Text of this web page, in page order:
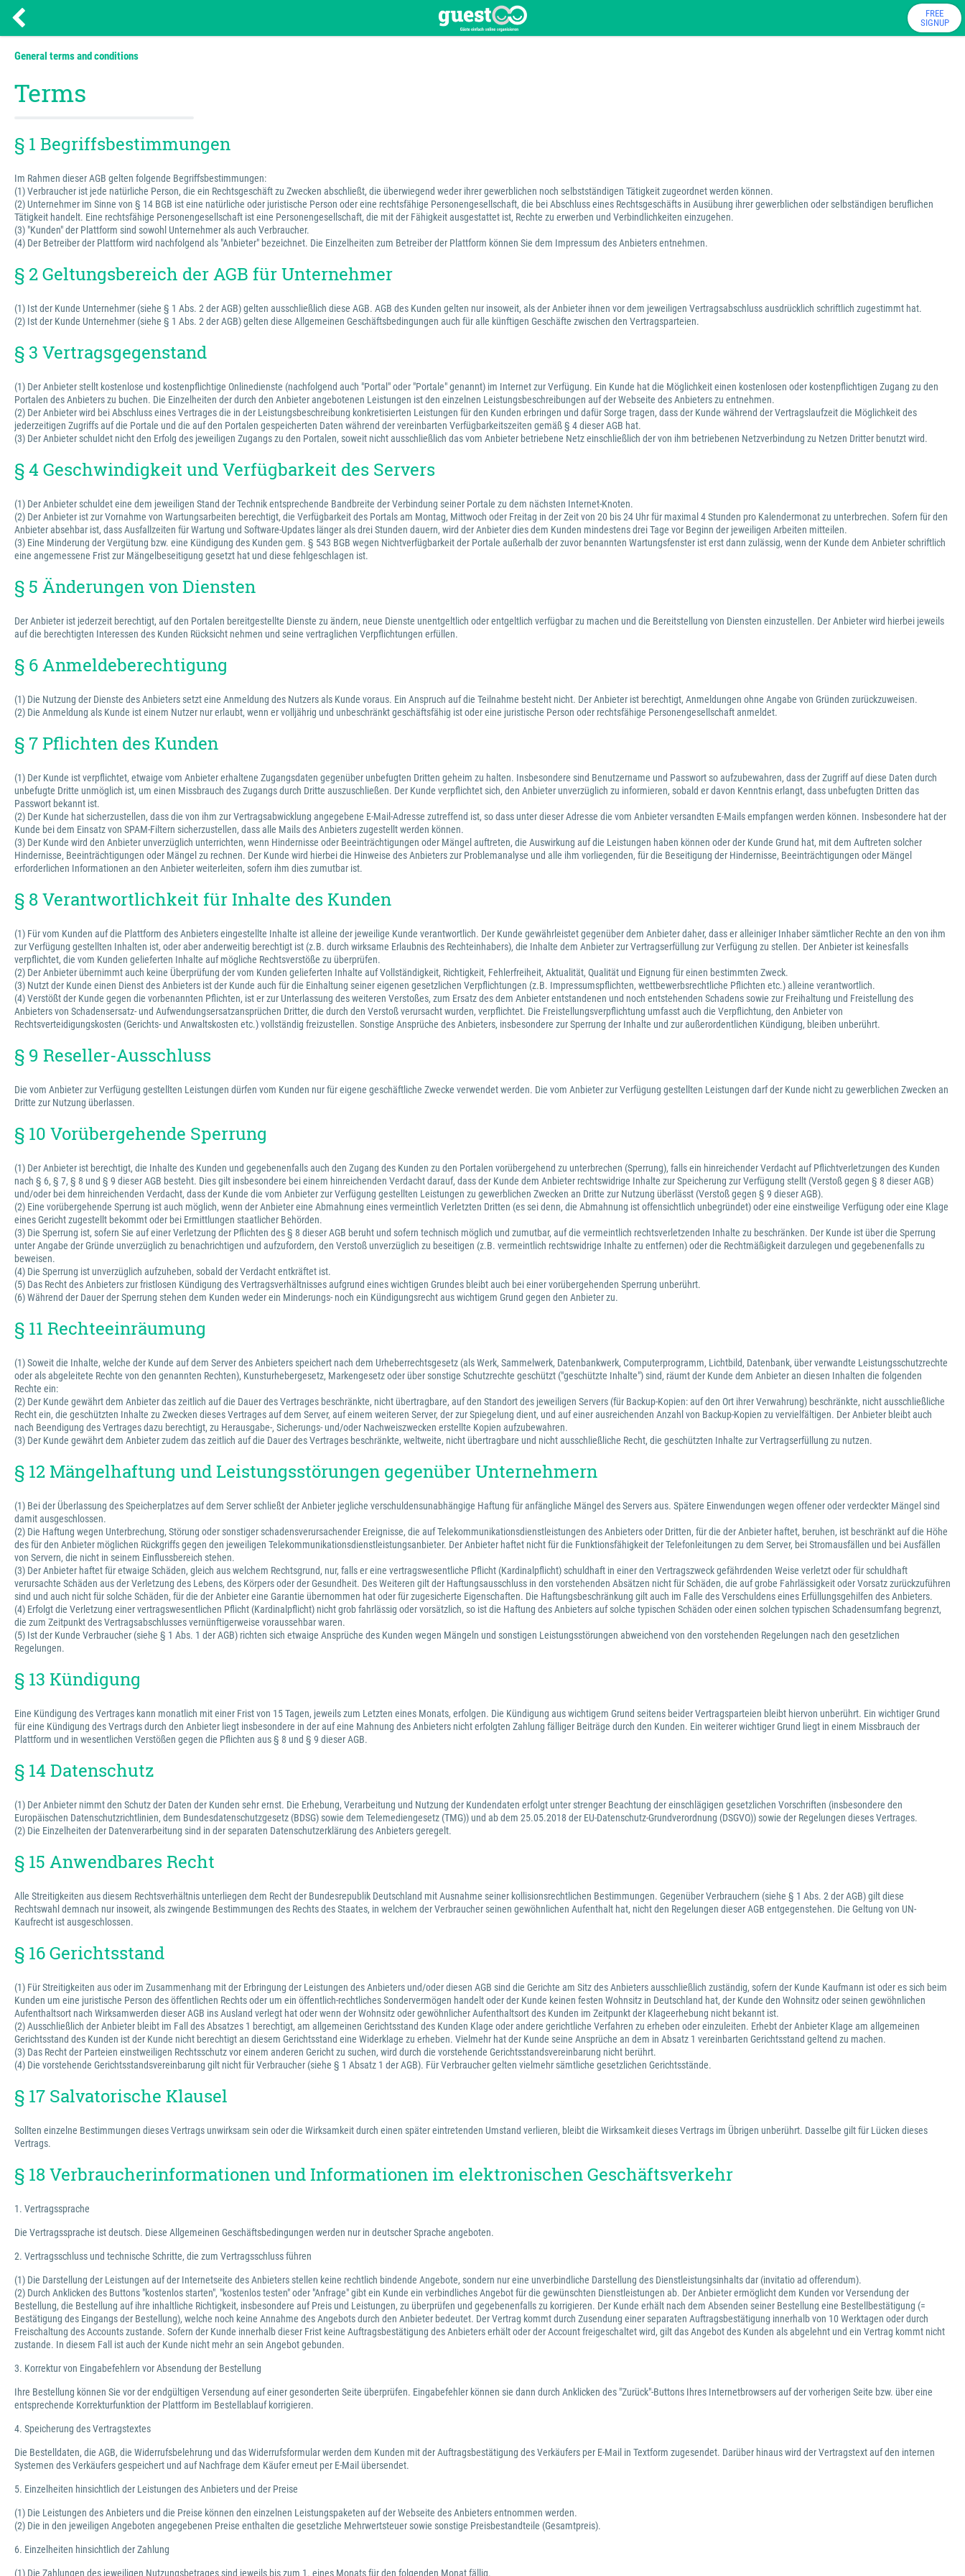
FREE
SIGNUP
General terms and conditions
Terms
§ 1 Begriffsbestimmungen
Im Rahmen dieser AGB gelten folgende Begriffsbestimmungen:
(1) Verbraucher ist jede natürliche Person, die ein Rechtsgeschäft zu Zwecken abschließt, die überwiegend weder ihrer gewerblichen noch selbstständigen Tätigkeit zugeordnet werden können.
(2) Unternehmer im Sinne von § 14 BGB ist eine natürliche oder juristische Person oder eine rechtsfähige Personengesellschaft, die bei Abschluss eines Rechtsgeschäfts in Ausübung ihrer gewerblichen oder selbständigen beruflichen
Tätigkeit handelt. Eine rechtsfähige Personengesellschaft ist eine Personengesellschaft, die mit der Fähigkeit ausgestattet ist, Rechte zu erwerben und Verbindlichkeiten einzugehen.
(3) "Kunden" der Plattform sind sowohl Unternehmer als auch Verbraucher.
(4) Der Betreiber der Plattform wird nachfolgend als "Anbieter" bezeichnet. Die Einzelheiten zum Betreiber der Plattform können Sie dem Impressum des Anbieters entnehmen.
§ 2 Geltungsbereich der AGB für Unternehmer
(1) Ist der Kunde Unternehmer (siehe § 1 Abs. 2 der AGB) gelten ausschließlich diese AGB. AGB des Kunden gelten nur insoweit, als der Anbieter ihnen vor dem jeweiligen Vertragsabschluss ausdrücklich schriftlich zugestimmt hat.
(2) Ist der Kunde Unternehmer (siehe § 1 Abs. 2 der AGB) gelten diese Allgemeinen Geschäftsbedingungen auch für alle künftigen Geschäfte zwischen den Vertragsparteien.
§ 3 Vertragsgegenstand
(1) Der Anbieter stellt kostenlose und kostenpflichtige Onlinedienste (nachfolgend auch "Portal" oder "Portale" genannt) im Internet zur Verfügung. Ein Kunde hat die Möglichkeit einen kostenlosen oder kostenpflichtigen Zugang zu den
Portalen des Anbieters zu buchen. Die Einzelheiten der durch den Anbieter angebotenen Leistungen ist den einzelnen Leistungsbeschreibungen auf der Webseite des Anbieters zu entnehmen.
(2) Der Anbieter wird bei Abschluss eines Vertrages die in der Leistungsbeschreibung konkretisierten Leistungen für den Kunden erbringen und dafür Sorge tragen, dass der Kunde während der Vertragslaufzeit die Möglichkeit des
jederzeitigen Zugriffs auf die Portale und die auf den Portalen gespeicherten Daten während der vereinbarten Verfügbarkeitszeiten gemäß § 4 dieser AGB hat.
(3) Der Anbieter schuldet nicht den Erfolg des jeweiligen Zugangs zu den Portalen, soweit nicht ausschließlich das vom Anbieter betriebene Netz einschließlich der von ihm betriebenen Netzverbindung zu Netzen Dritter benutzt wird.
§ 4 Geschwindigkeit und Verfügbarkeit des Servers
(1) Der Anbieter schuldet eine dem jeweiligen Stand der Technik entsprechende Bandbreite der Verbindung seiner Portale zu dem nächsten Internet-Knoten.
(2) Der Anbieter ist zur Vornahme von Wartungsarbeiten berechtigt, die Verfügbarkeit des Portals am Montag, Mittwoch oder Freitag in der Zeit von 20 bis 24 Uhr für maximal 4 Stunden pro Kalendermonat zu unterbrechen. Sofern für den
Anbieter absehbar ist, dass Ausfallzeiten für Wartung und Software-Updates länger als drei Stunden dauern, wird der Anbieter dies dem Kunden mindestens drei Tage vor Beginn der jeweiligen Arbeiten mitteilen.
(3) Eine Minderung der Vergütung bzw. eine Kündigung des Kunden gem. § 543 BGB wegen Nichtverfügbarkeit der Portale außerhalb der zuvor benannten Wartungsfenster ist erst dann zulässig, wenn der Kunde dem Anbieter schriftlich
eine angemessene Frist zur Mängelbeseitigung gesetzt hat und diese fehlgeschlagen ist.
§ 5 Änderungen von Diensten
Der Anbieter ist jederzeit berechtigt, auf den Portalen bereitgestellte Dienste zu ändern, neue Dienste unentgeltlich oder entgeltlich verfügbar zu machen und die Bereitstellung von Diensten einzustellen. Der Anbieter wird hierbei jeweils
auf die berechtigten Interessen des Kunden Rücksicht nehmen und seine vertraglichen Verpflichtungen erfüllen.
§ 6 Anmeldeberechtigung
(1) Die Nutzung der Dienste des Anbieters setzt eine Anmeldung des Nutzers als Kunde voraus. Ein Anspruch auf die Teilnahme besteht nicht. Der Anbieter ist berechtigt, Anmeldungen ohne Angabe von Gründen zurückzuweisen.
(2) Die Anmeldung als Kunde ist einem Nutzer nur erlaubt, wenn er volljährig und unbeschränkt geschäftsfähig ist oder eine juristische Person oder rechtsfähige Personengesellschaft anmeldet.
§ 7 Pflichten des Kunden
(1) Der Kunde ist verpflichtet, etwaige vom Anbieter erhaltene Zugangsdaten gegenüber unbefugten Dritten geheim zu halten. Insbesondere sind Benutzername und Passwort so aufzubewahren, dass der Zugriff auf diese Daten durch
unbefugte Dritte unmöglich ist, um einen Missbrauch des Zugangs durch Dritte auszuschließen. Der Kunde verpflichtet sich, den Anbieter unverzüglich zu informieren, sobald er davon Kenntnis erlangt, dass unbefugten Dritten das
Passwort bekannt ist.
(2) Der Kunde hat sicherzustellen, dass die von ihm zur Vertragsabwicklung angegebene E-Mail-Adresse zutreffend ist, so dass unter dieser Adresse die vom Anbieter versandten E-Mails empfangen werden können. Insbesondere hat der
Kunde bei dem Einsatz von SPAM-Filtern sicherzustellen, dass alle Mails des Anbieters zugestellt werden können.
(3) Der Kunde wird den Anbieter unverzüglich unterrichten, wenn Hindernisse oder Beeinträchtigungen oder Mängel auftreten, die Auswirkung auf die Leistungen haben können oder der Kunde Grund hat, mit dem Auftreten solcher
Hindernisse, Beeinträchtigungen oder Mängel zu rechnen. Der Kunde wird hierbei die Hinweise des Anbieters zur Problemanalyse und alle ihm vorliegenden, für die Beseitigung der Hindernisse, Beeinträchtigungen oder Mängel
erforderlichen Informationen an den Anbieter weiterleiten, sofern ihm dies zumutbar ist.
§ 8 Verantwortlichkeit für Inhalte des Kunden
(1) Für vom Kunden auf die Plattform des Anbieters eingestellte Inhalte ist alleine der jeweilige Kunde verantwortlich. Der Kunde gewährleistet gegenüber dem Anbieter daher, dass er alleiniger Inhaber sämtlicher Rechte an den von ihm
zur Verfügung gestellten Inhalten ist, oder aber anderweitig berechtigt ist (z.B. durch wirksame Erlaubnis des Rechteinhabers), die Inhalte dem Anbieter zur Vertragserfüllung zur Verfügung zu stellen. Der Anbieter ist keinesfalls
verpflichtet, die vom Kunden gelieferten Inhalte auf mögliche Rechtsverstöße zu überprüfen.
(2) Der Anbieter übernimmt auch keine Überprüfung der vom Kunden gelieferten Inhalte auf Vollständigkeit, Richtigkeit, Fehlerfreiheit, Aktualität, Qualität und Eignung für einen bestimmten Zweck.
(3) Nutzt der Kunde einen Dienst des Anbieters ist der Kunde auch für die Einhaltung seiner eigenen gesetzlichen Verpflichtungen (z.B. Impressumspflichten, wettbewerbsrechtliche Pflichten etc.) alleine verantwortlich.
(4) Verstößt der Kunde gegen die vorbenannten Pflichten, ist er zur Unterlassung des weiteren Verstoßes, zum Ersatz des dem Anbieter entstandenen und noch entstehenden Schadens sowie zur Freihaltung und Freistellung des
Anbieters von Schadensersatz- und Aufwendungsersatzansprüchen Dritter, die durch den Verstoß verursacht wurden, verpflichtet. Die Freistellungsverpflichtung umfasst auch die Verpflichtung, den Anbieter von
Rechtsverteidigungskosten (Gerichts- und Anwaltskosten etc.) vollständig freizustellen. Sonstige Ansprüche des Anbieters, insbesondere zur Sperrung der Inhalte und zur außerordentlichen Kündigung, bleiben unberührt.
§ 9 Reseller-Ausschluss
Die vom Anbieter zur Verfügung gestellten Leistungen dürfen vom Kunden nur für eigene geschäftliche Zwecke verwendet werden. Die vom Anbieter zur Verfügung gestellten Leistungen darf der Kunde nicht zu gewerblichen Zwecken an
Dritte zur Nutzung überlassen.
§ 10 Vorübergehende Sperrung
(1) Der Anbieter ist berechtigt, die Inhalte des Kunden und gegebenenfalls auch den Zugang des Kunden zu den Portalen vorübergehend zu unterbrechen (Sperrung), falls ein hinreichender Verdacht auf Pflichtverletzungen des Kunden
nach § 6, § 7, § 8 und § 9 dieser AGB besteht. Dies gilt insbesondere bei einem hinreichenden Verdacht darauf, dass der Kunde dem Anbieter rechtswidrige Inhalte zur Speicherung zur Verfügung stellt (Verstoß gegen § 8 dieser AGB)
und/oder bei dem hinreichenden Verdacht, dass der Kunde die vom Anbieter zur Verfügung gestellten Leistungen zu gewerblichen Zwecken an Dritte zur Nutzung überlässt (Verstoß gegen § 9 dieser AGB).
(2) Eine vorübergehende Sperrung ist auch möglich, wenn der Anbieter eine Abmahnung eines vermeintlich Verletzten Dritten (es sei denn, die Abmahnung ist offensichtlich unbegründet) oder eine einstweilige Verfügung oder eine Klage
eines Gericht zugestellt bekommt oder bei Ermittlungen staatlicher Behörden.
(3) Die Sperrung ist, sofern Sie auf einer Verletzung der Pflichten des § 8 dieser AGB beruht und sofern technisch möglich und zumutbar, auf die vermeintlich rechtsverletzenden Inhalte zu beschränken. Der Kunde ist über die Sperrung
unter Angabe der Gründe unverzüglich zu benachrichtigen und aufzufordern, den Verstoß unverzüglich zu beseitigen (z.B. vermeintlich rechtswidrige Inhalte zu entfernen) oder die Rechtmäßigkeit darzulegen und gegebenenfalls zu
beweisen.
(4) Die Sperrung ist unverzüglich aufzuheben, sobald der Verdacht entkräftet ist.
(5) Das Recht des Anbieters zur fristlosen Kündigung des Vertragsverhältnisses aufgrund eines wichtigen Grundes bleibt auch bei einer vorübergehenden Sperrung unberührt.
(6) Während der Dauer der Sperrung stehen dem Kunden weder ein Minderungs- noch ein Kündigungsrecht aus wichtigem Grund gegen den Anbieter zu.
§ 11 Rechteeinräumung
(1) Soweit die Inhalte, welche der Kunde auf dem Server des Anbieters speichert nach dem Urheberrechtsgesetz (als Werk, Sammelwerk, Datenbankwerk, Computerprogramm, Lichtbild, Datenbank, über verwandte Leistungsschutzrechte
oder als abgeleitete Rechte von den genannten Rechten), Kunsturhebergesetz, Markengesetz oder über sonstige Schutzrechte geschützt ("geschützte Inhalte") sind, räumt der Kunde dem Anbieter an diesen Inhalten die folgenden
Rechte ein:
(2) Der Kunde gewährt dem Anbieter das zeitlich auf die Dauer des Vertrages beschränkte, nicht übertragbare, auf den Standort des jeweiligen Servers (für Backup-Kopien: auf den Ort ihrer Verwahrung) beschränkte, nicht ausschließliche
Recht ein, die geschützten Inhalte zu Zwecken dieses Vertrages auf dem Server, auf einem weiteren Server, der zur Spiegelung dient, und auf einer ausreichenden Anzahl von Backup-Kopien zu vervielfältigen. Der Anbieter bleibt auch
nach Beendigung des Vertrages dazu berechtigt, zu Herausgabe-, Sicherungs- und/oder Nachweiszwecken erstellte Kopien aufzubewahren.
(3) Der Kunde gewährt dem Anbieter zudem das zeitlich auf die Dauer des Vertrages beschränkte, weltweite, nicht übertragbare und nicht ausschließliche Recht, die geschützten Inhalte zur Vertragserfüllung zu nutzen.
§ 12 Mängelhaftung und Leistungsstörungen gegenüber Unternehmern
(1) Bei der Überlassung des Speicherplatzes auf dem Server schließt der Anbieter jegliche verschuldensunabhängige Haftung für anfängliche Mängel des Servers aus. Spätere Einwendungen wegen offener oder verdeckter Mängel sind
damit ausgeschlossen.
(2) Die Haftung wegen Unterbrechung, Störung oder sonstiger schadensverursachender Ereignisse, die auf Telekommunikationsdienstleistungen des Anbieters oder Dritten, für die der Anbieter haftet, beruhen, ist beschränkt auf die Höhe
des für den Anbieter möglichen Rückgriffs gegen den jeweiligen Telekommunikationsdienstleistungsanbieter. Der Anbieter haftet nicht für die Funktionsfähigkeit der Telefonleitungen zu dem Server, bei Stromausfällen und bei Ausfällen
von Servern, die nicht in seinem Einflussbereich stehen.
(3) Der Anbieter haftet für etwaige Schäden, gleich aus welchem Rechtsgrund, nur, falls er eine vertragswesentliche Pflicht (Kardinalpflicht) schuldhaft in einer den Vertragszweck gefährdenden Weise verletzt oder für schuldhaft
verursachte Schäden aus der Verletzung des Lebens, des Körpers oder der Gesundheit. Des Weiteren gilt der Haftungsausschluss in den vorstehenden Absätzen nicht für Schäden, die auf grobe Fahrlässigkeit oder Vorsatz zurückzuführen
sind und auch nicht für solche Schäden, für die der Anbieter eine Garantie übernommen hat oder für zugesicherte Eigenschaften. Die Haftungsbeschränkung gilt auch im Falle des Verschuldens eines Erfüllungsgehilfen des Anbieters.
(4) Erfolgt die Verletzung einer vertragswesentlichen Pflicht (Kardinalpflicht) nicht grob fahrlässig oder vorsätzlich, so ist die Haftung des Anbieters auf solche typischen Schäden oder einen solchen typischen Schadensumfang begrenzt,
die zum Zeitpunkt des Vertragsabschlusses vernünftigerweise voraussehbar waren.
(5) Ist der Kunde Verbraucher (siehe § 1 Abs. 1 der AGB) richten sich etwaige Ansprüche des Kunden wegen Mängeln und sonstigen Leistungsstörungen abweichend von den vorstehenden Regelungen nach den gesetzlichen
Regelungen.
§ 13 Kündigung
Eine Kündigung des Vertrages kann monatlich mit einer Frist von 15 Tagen, jeweils zum Letzten eines Monats, erfolgen. Die Kündigung aus wichtigem Grund seitens beider Vertragsparteien bleibt hiervon unberührt. Ein wichtiger Grund
für eine Kündigung des Vertrags durch den Anbieter liegt insbesondere in der auf eine Mahnung des Anbieters nicht erfolgten Zahlung fälliger Beiträge durch den Kunden. Ein weiterer wichtiger Grund liegt in einem Missbrauch der
Plattform und in wesentlichen Verstößen gegen die Pflichten aus § 8 und § 9 dieser AGB.
§ 14 Datenschutz
(1) Der Anbieter nimmt den Schutz der Daten der Kunden sehr ernst. Die Erhebung, Verarbeitung und Nutzung der Kundendaten erfolgt unter strenger Beachtung der einschlägigen gesetzlichen Vorschriften (insbesondere den
Europäischen Datenschutzrichtlinien, dem Bundesdatenschutzgesetz (BDSG) sowie dem Telemediengesetz (TMG)) und ab dem 25.05.2018 der EU-Datenschutz-Grundverordnung (DSGVO)) sowie der Regelungen dieses Vertrages.
(2) Die Einzelheiten der Datenverarbeitung sind in der separaten Datenschutzerklärung des Anbieters geregelt.
§ 15 Anwendbares Recht
Alle Streitigkeiten aus diesem Rechtsverhältnis unterliegen dem Recht der Bundesrepublik Deutschland mit Ausnahme seiner kollisionsrechtlichen Bestimmungen. Gegenüber Verbrauchern (siehe § 1 Abs. 2 der AGB) gilt diese
Rechtswahl demnach nur insoweit, als zwingende Bestimmungen des Rechts des Staates, in welchem der Verbraucher seinen gewöhnlichen Aufenthalt hat, nicht den Regelungen dieser AGB entgegenstehen. Die Geltung von UN-
Kaufrecht ist ausgeschlossen.
§ 16 Gerichtsstand
(1) Für Streitigkeiten aus oder im Zusammenhang mit der Erbringung der Leistungen des Anbieters und/oder diesen AGB sind die Gerichte am Sitz des Anbieters ausschließlich zuständig, sofern der Kunde Kaufmann ist oder es sich beim
Kunden um eine juristische Person des öffentlichen Rechts oder um ein öffentlich-rechtliches Sondervermögen handelt oder der Kunde keinen festen Wohnsitz in Deutschland hat, der Kunde den Wohnsitz oder seinen gewöhnlichen
Aufenthaltsort nach Wirksamwerden dieser AGB ins Ausland verlegt hat oder wenn der Wohnsitz oder gewöhnlicher Aufenthaltsort des Kunden im Zeitpunkt der Klageerhebung nicht bekannt ist.
(2) Ausschließlich der Anbieter bleibt im Fall des Absatzes 1 berechtigt, am allgemeinen Gerichtsstand des Kunden Klage oder andere gerichtliche Verfahren zu erheben oder einzuleiten. Erhebt der Anbieter Klage am allgemeinen
Gerichtsstand des Kunden ist der Kunde nicht berechtigt an diesem Gerichtsstand eine Widerklage zu erheben. Vielmehr hat der Kunde seine Ansprüche an dem in Absatz 1 vereinbarten Gerichtsstand geltend zu machen.
(3) Das Recht der Parteien einstweiligen Rechtsschutz vor einem anderen Gericht zu suchen, wird durch die vorstehende Gerichtsstandsvereinbarung nicht berührt.
(4) Die vorstehende Gerichtsstandsvereinbarung gilt nicht für Verbraucher (siehe § 1 Absatz 1 der AGB). Für Verbraucher gelten vielmehr sämtliche gesetzlichen Gerichtsstände.
§ 17 Salvatorische Klausel
Sollten einzelne Bestimmungen dieses Vertrags unwirksam sein oder die Wirksamkeit durch einen später eintretenden Umstand verlieren, bleibt die Wirksamkeit dieses Vertrags im Übrigen unberührt. Dasselbe gilt für Lücken dieses
Vertrags.
§ 18 Verbraucherinformationen und Informationen im elektronischen Geschäftsverkehr
1. Vertragssprache
Die Vertragssprache ist deutsch. Diese Allgemeinen Geschäftsbedingungen werden nur in deutscher Sprache angeboten.
2. Vertragsschluss und technische Schritte, die zum Vertragsschluss führen
(1) Die Darstellung der Leistungen auf der Internetseite des Anbieters stellen keine rechtlich bindende Angebote, sondern nur eine unverbindliche Darstellung des Dienstleistungsinhalts dar (invitatio ad offerendum).
(2) Durch Anklicken des Buttons "kostenlos starten", "kostenlos testen" oder "Anfrage" gibt ein Kunde ein verbindliches Angebot für die gewünschten Dienstleistungen ab. Der Anbieter ermöglicht dem Kunden vor Versendung der
Bestellung, die Bestellung auf ihre inhaltliche Richtigkeit, insbesondere auf Preis und Leistungen, zu überprüfen und gegebenenfalls zu korrigieren. Der Kunde erhält nach dem Absenden seiner Bestellung eine Bestellbestätigung (=
Bestätigung des Eingangs der Bestellung), welche noch keine Annahme des Angebots durch den Anbieter bedeutet. Der Vertrag kommt durch Zusendung einer separaten Auftragsbestätigung innerhalb von 10 Werktagen oder durch
Freischaltung des Accounts zustande. Sofern der Kunde innerhalb dieser Frist keine Auftragsbestätigung des Anbieters erhält oder der Account freigeschaltet wird, gilt das Angebot des Kunden als abgelehnt und ein Vertrag kommt nicht
zustande. In diesem Fall ist auch der Kunde nicht mehr an sein Angebot gebunden.
3. Korrektur von Eingabefehlern vor Absendung der Bestellung
Ihre Bestellung können Sie vor der endgültigen Versendung auf einer gesonderten Seite überprüfen. Eingabefehler können sie dann durch Anklicken des "Zurück"-Buttons Ihres Internetbrowsers auf der vorherigen Seite bzw. über eine
entsprechende Korrekturfunktion der Plattform im Bestellablauf korrigieren.
4. Speicherung des Vertragstextes
Die Bestelldaten, die AGB, die Widerrufsbelehrung und das Widerrufsformular werden dem Kunden mit der Auftragsbestätigung des Verkäufers per E-Mail in Textform zugesendet. Darüber hinaus wird der Vertragstext auf den internen
Systemen des Verkäufers gespeichert und auf Nachfrage dem Käufer erneut per E-Mail übersendet.
5. Einzelheiten hinsichtlich der Leistungen des Anbieters und der Preise
(1) Die Leistungen des Anbieters und die Preise können den einzelnen Leistungspaketen auf der Webseite des Anbieters entnommen werden.
(2) Die in den jeweiligen Angeboten angegebenen Preise enthalten die gesetzliche Mehrwertsteuer sowie sonstige Preisbestandteile (Gesamtpreis).
6. Einzelheiten hinsichtlich der Zahlung
(1) Die Zahlungen des jeweiligen Nutzungsbetrages sind jeweils bis zum 1. eines Monats für den folgenden Monat fällig.